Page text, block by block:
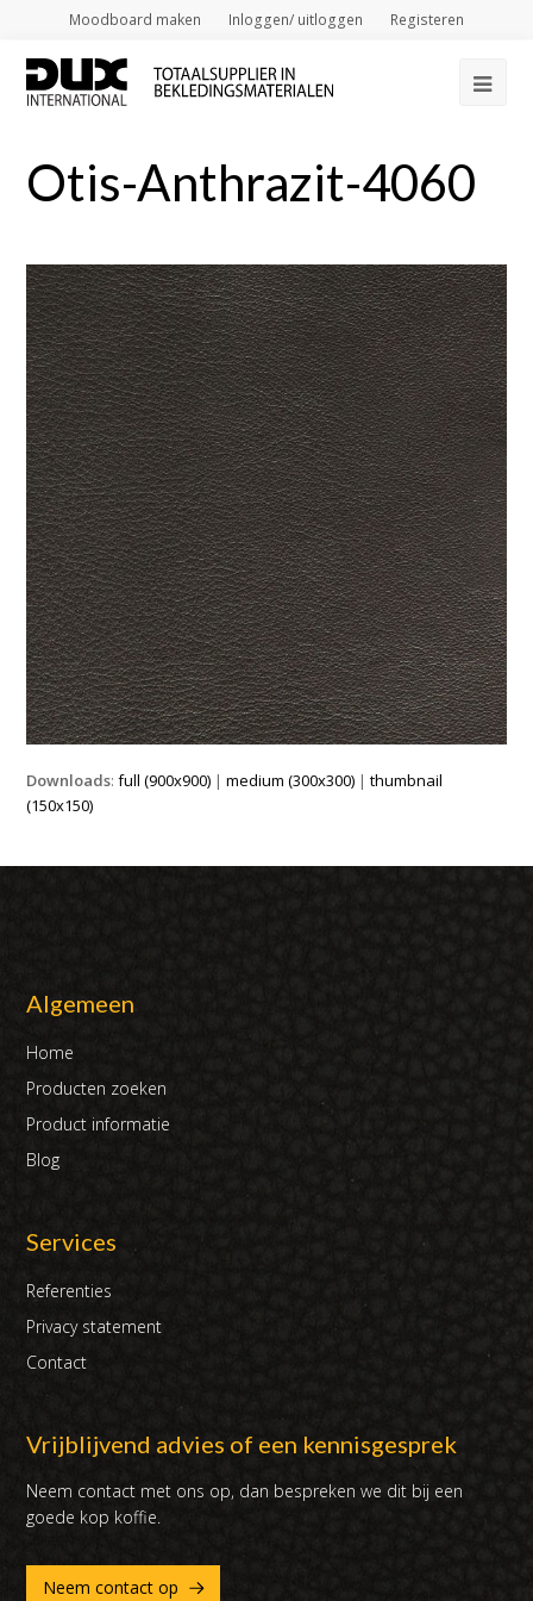
Moodboard maken Inloggen/ uitloggen Registeren
Otis-Anthrazit-4060
Downloads:full (900x900) |medium (300x300) |thumbnail
(150x150)
Algemeen
Home
Producten zoeken
Product informatie
Blog
Services
Referenties
Privacy statement
Contact
Vrijblijvend advies of een kennisgesprek
Neem contact met ons op, dan bespreken we dit bij een
goede kop koffie.
Neem contact op